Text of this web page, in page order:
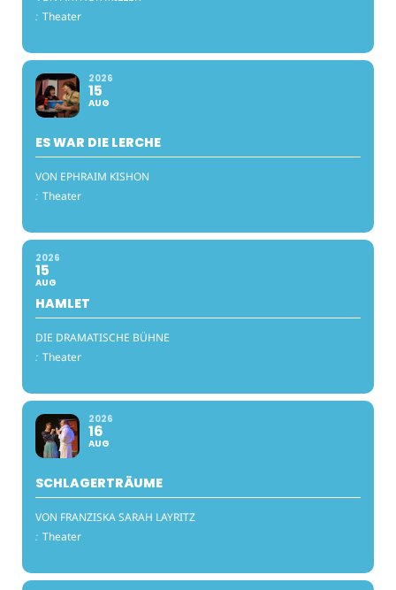
: Theater
2026
15
AUG
ES WAR DIE LERCHE
VON EPHRAIM KISHON
: Theater
2026
15
AUG
HAMLET
DIE DRAMATISCHE BÜHNE
: Theater
2026
16
AUG
SCHLAGERTRÄUME
VON FRANZISKA SARAH LAYRITZ
: Theater